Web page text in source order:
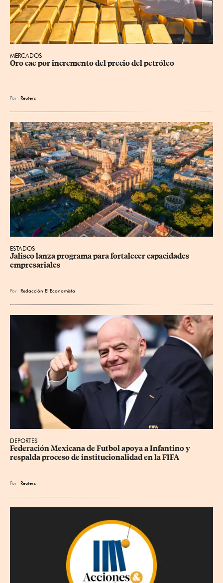
MERCADOS
Oro cae por incremento del precio del petróleo
Por Reuters
ESTADOS
Jalisco lanza programa para fortalecer capacidades
empresariales
Por Redacción El Economista
DEPORTES
Federación Mexicana de Futbol apoya a Infantino y
respalda proceso de institucionalidad en la FIFA
Por Reuters